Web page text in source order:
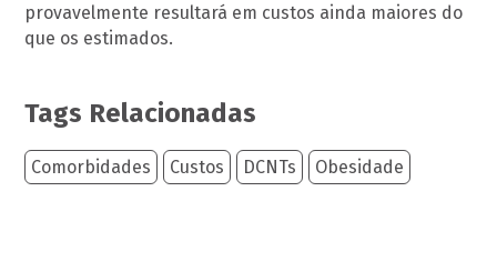
provavelmente resultará em custos ainda maiores do
que os estimados.
Tags Relacionadas
Comorbidades Custos DCNTs Obesidade